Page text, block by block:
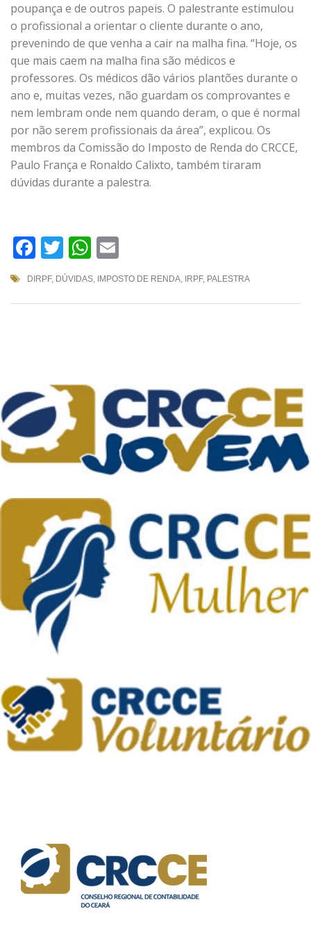
poupança e de outros papeis. O palestrante estimulou
o profissional a orientar o cliente durante o ano,
prevenindo de que venha a cair na malha fina. “Hoje, os
que mais caem na malha fina são médicos e
professores. Os médicos dão vários plantões durante o
ano e, muitas vezes, não guardam os comprovantes e
nem lembram onde nem quando deram, o que é normal
por não serem profissionais da área”, explicou. Os
membros da Comissão do Imposto de Renda do CRCCE,
Paulo França e Ronaldo Calixto, também tiraram
dúvidas durante a palestra.
Facebook
TwitterWhatsApp
DIRPF, DÚVIDAS, IMPOSTO DE RENDA, IRPF, PALESTRA